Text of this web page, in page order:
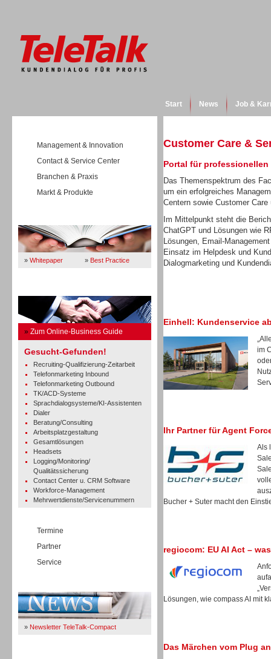
Start News Job &
Management & Innovation
Contact & Service Center
Branchen & Praxis
Markt & Produkte
» Whitepaper » Best Practice
» Zum Online-Business Guide
Gesucht-Gefunden!
Recruiting-Qualifizierung-Zeitarbeit
Telefonmarketing Inbound
Telefonmarketing Outbound
TK/ACD-Systeme
Sprachdialogsysteme/KI-Assistenten
Dialer
Beratung/Consulting
Arbeitsplatzgestaltung
Gesamtlösungen
Headsets
Logging/Monitoring/
Qualitätssicherung
Contact Center u. CRM Software
Workforce-Management
Mehrwertdienste/Servicenummern
Termine
Partner
Service
» Newsletter TeleTalk-Compact
Customer Care &
Portal für
Das Themenspektrum des
um ein erfolgreiches
Centern sowie Customer
Im Mittelpunkt steht die
ChatGPT und Lösungen wie
Lösungen, Email-
Einsatz im Helpdesk und
Dialogmarketing und
Einhell: Kundenservice
im
Ihr Partner für Agent
Als
Bucher + Suter macht den
regiocom: EU AI Act –
Lösungen, wie compass AI mit
Das Märchen vom Plug